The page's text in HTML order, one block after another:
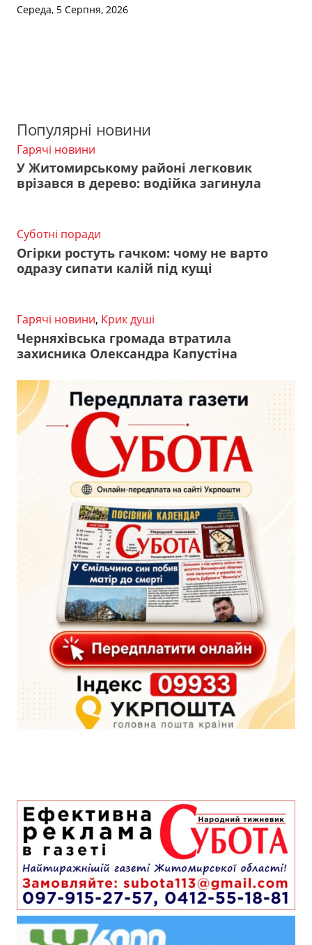
Середа, 5 Серпня, 2026
Популярні новини
Гарячі новини
У Житомирському районі легковик
врізався в дерево: водійка загинула
Суботні поради
Огірки ростуть гачком: чому не варто
одразу сипати калій під кущі
Гарячі новини, Крик душі
Черняхівська громада втратила
захисника Олександра Капустіна